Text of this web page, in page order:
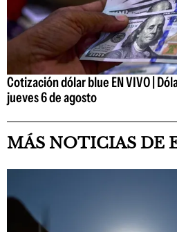
Cotización dólar blue EN VIVO |
jueves 6 de agosto
MÁS NOTICIAS DE